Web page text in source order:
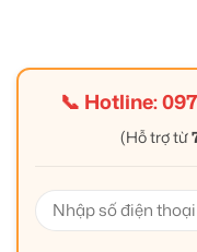
📞 Hotline:
(Hỗ trợ từ